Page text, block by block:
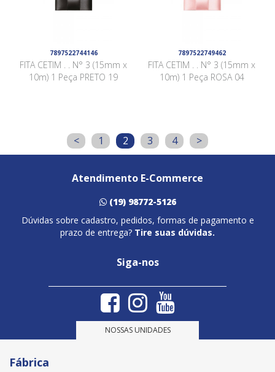
7897522744146
FITA CETIM . . N° 3 (15mm x
10m) 1 Peça PRETO 19
7897522749462
FITA CETIM . . N° 3 (15mm x
10m) 1 Peça ROSA 04
< 1 2 3 4 >
Atendimento E-Commerce
(19) 98772-5126
Dúvidas sobre cadastro, pedidos, formas de pagamento e
prazo de entrega? Tire suas dúvidas.
Siga-nos
NOSSAS UNIDADES
Fábrica